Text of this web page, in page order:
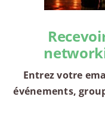
Entrez votre
événements,